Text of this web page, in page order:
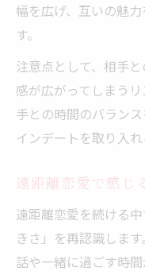
幅を広げ、互いの魅
す。
注意点として、相手
感が広がってしまう
手との時間のバラン
インデートを取り入
遠距離恋愛で感じ
遠距離恋愛を続ける
きさ」を再認識しま
話や一緒に過ごす時